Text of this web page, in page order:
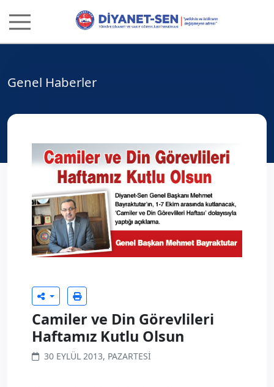
Genel Haberler
Camiler ve Din Görevlileri
30 EYLÜL 2013, PAZARTESI